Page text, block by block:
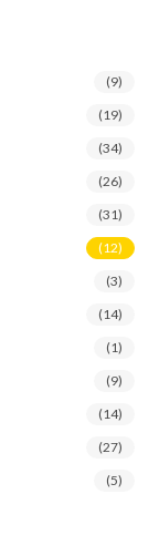
(9)
(19)
(34)
(26)
(31)
(12)
(3)
(14)
(1)
(9)
(14)
(27)
(5)